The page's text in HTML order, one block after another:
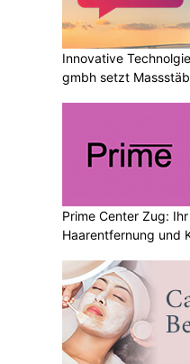
Innovative
gmbh setzt
Prime Center Zug:
Haarentfernung und